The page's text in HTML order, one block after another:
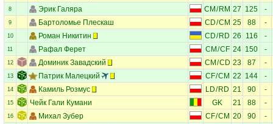
8 Эрик Галяра CM / RM 27 125 -
9 Бартоломье Плескаш CD/CM 25 88 -
10 Роман Никитин CD/ RD 26 116 -
11 Рафал Ферет CM /CF 24 150 -
12 Доминик Завадский CM /CD 23 87 -
13 Патрик Малецкий CF/CM 22 144 -
14 Камиль Розмус LD/ RD 21 90 -
15 Чейк Гали Кумани GK 21 88 -
16 Михал Зубер CF/CM 20 90 -